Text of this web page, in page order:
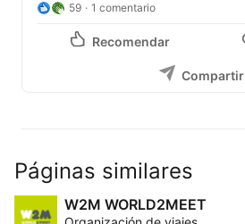
59 1 comentario
Recomendar
Compartir
Páginas similares
W2M WORLD2MEET